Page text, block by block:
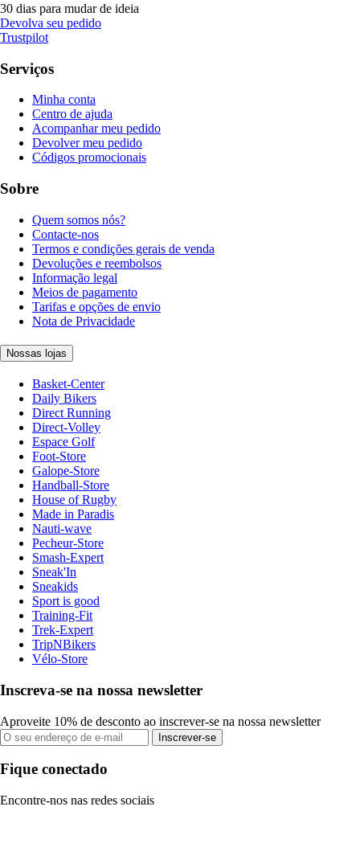
30 dias para mudar de ideia
Devolva seu pedido
Trustpilot
Serviços
Minha conta
Centro de ajuda
Acompanhar meu pedido
Devolver meu pedido
Códigos promocionais
Sobre
Quem somos nós?
Contacte-nos
Termos e condições gerais de venda
Devoluções e reembolsos
Informação legal
Meios de pagamento
Tarifas e opções de envio
Nota de Privacidade
Nossas lojas
Basket-Center
Daily Bikers
Direct Running
Direct-Volley
Espace Golf
Foot-Store
Galope-Store
Handball-Store
House of Rugby
Made in Paradis
Nauti-wave
Pecheur-Store
Smash-Expert
Sneak'In
Sneakids
Sport is good
Training-Fit
Trek-Expert
TripNBikers
Vélo-Store
Inscreva-se na nossa newsletter
Aproveite 10% de desconto ao inscrever-se na nossa newsletter
Inscrever-se
Fique conectado
Encontre-nos nas redes sociais